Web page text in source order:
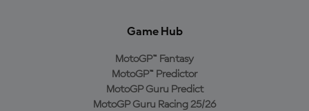
Game Hub
MotoGP™ Fantasy
MotoGP™ Predictor
MotoGP Guru Predict
MotoGP Guru Racing 25/26